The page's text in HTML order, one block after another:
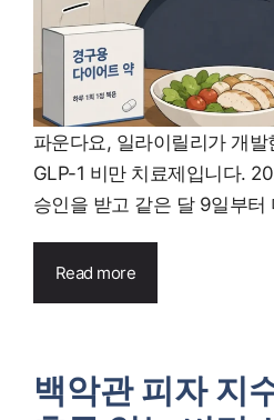
파운다요, 일라이릴리가 개
GLP-1 비만 치료제입니다.
승인을 받고 같은 달 9일부터
Read more
백악관 피자 지